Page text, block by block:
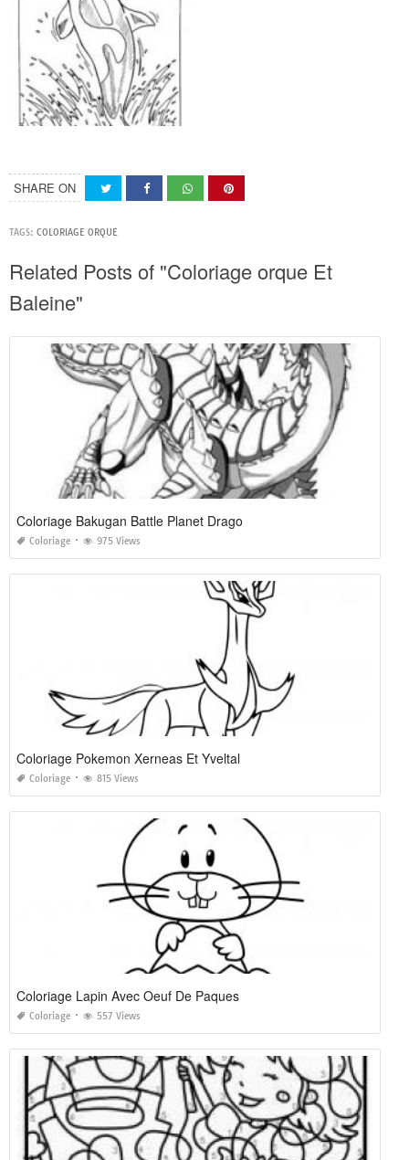
SHARE ON
TAGS: COLORIAGE ORQUE
Related Posts of "Coloriage orque Et
Baleine"
Coloriage Bakugan Battle Planet Drago
Coloriage 975 Views
Coloriage Pokemon Xerneas Et Yveltal
Coloriage 815 Views
Coloriage Lapin Avec Oeuf De Paques
Coloriage 557 Views